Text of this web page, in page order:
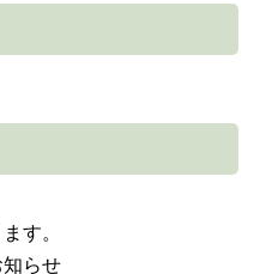
す。
らせ